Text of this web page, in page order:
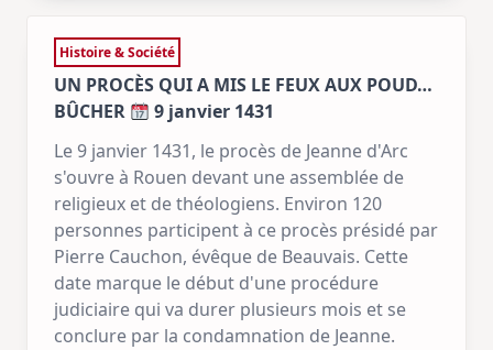
Histoire & Société
UN PROCÈS QUI A MIS LE FEUX AUX POUD…
BÛCHER
9 janvier 1431
Le 9 janvier 1431, le procès de Jeanne d'Arc
s'ouvre à Rouen devant une assemblée de
religieux et de théologiens. Environ 120
personnes participent à ce procès présidé par
Pierre Cauchon, évêque de Beauvais. Cette
date marque le début d'une procédure
judiciaire qui va durer plusieurs mois et se
conclure par la condamnation de Jeanne.